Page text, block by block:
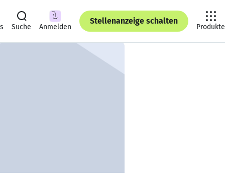
Suche Anmelden
Stellenanzeige schalten
Produkte